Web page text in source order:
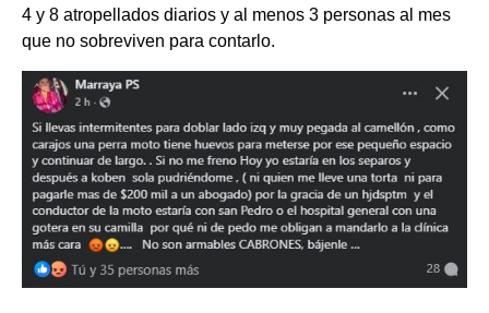
4 y 8 atropellados diarios y al menos 3 personas al mes
que no sobreviven para contarlo.